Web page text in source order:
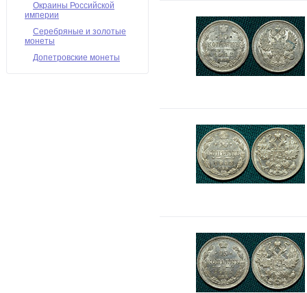
Окраины Российской
империи
Серебряные и золотые
монеты
Допетровские монеты